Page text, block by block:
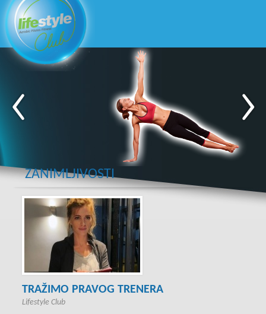
ZANIMLJIVOSTI
TRAŽIMO PRAVOG TRENERA
Lifestyle Club